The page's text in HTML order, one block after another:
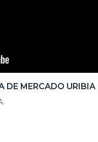
DE MERCADO URIBIA